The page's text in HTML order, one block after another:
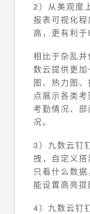
2）从美观度
报表可视化
高，更有利于
相比于杂乱
数云提供更
图、热力图
点展示各类
考勤情况、
况。
3）九数云钉
拽，自定义
只看什么数
能设置高亮提
4）九数云钉